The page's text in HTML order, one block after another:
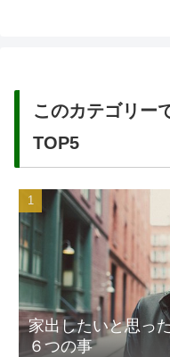
このカテゴリー
TOP5
家出したいと思っ
６つの事